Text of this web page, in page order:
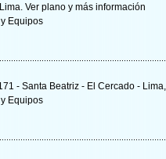
Ver plano y más información
Equipos
- Santa Beatriz - El Cercado -
Equipos